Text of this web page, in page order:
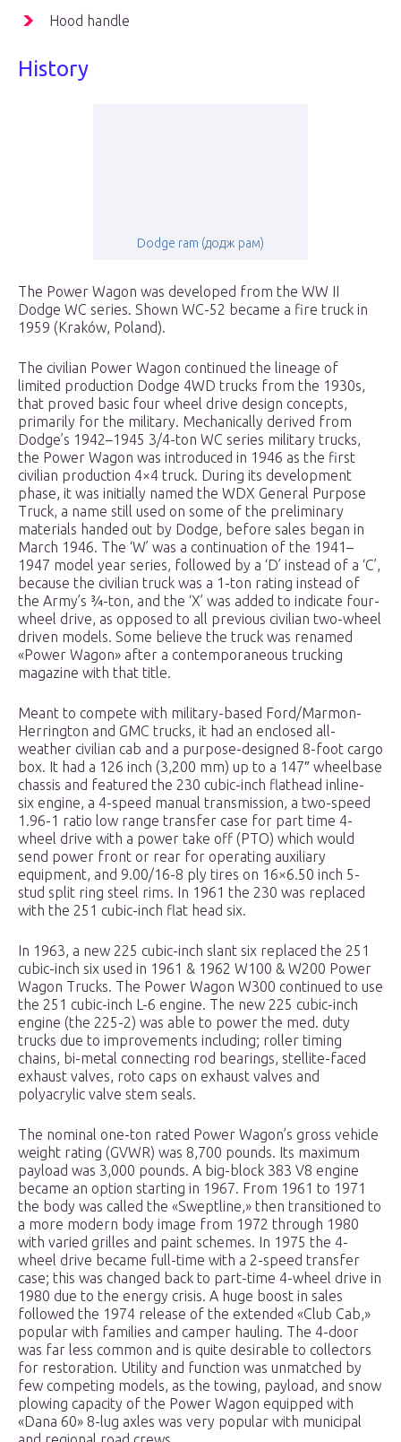
Hood handle
History
Dodge ram (додж рам)
The Power Wagon was developed from the WW II
Dodge WC series. Shown WC-52 became a fire truck in
1959 (Kraków, Poland).
The civilian Power Wagon continued the lineage of
limited production Dodge 4WD trucks from the 1930s,
that proved basic four wheel drive design concepts,
primarily for the military. Mechanically derived from
Dodge’s 1942–1945 3/4-ton WC series military trucks,
the Power Wagon was introduced in 1946 as the first
civilian production 4×4 truck. During its development
phase, it was initially named the WDX General Purpose
Truck, a name still used on some of the preliminary
materials handed out by Dodge, before sales began in
March 1946. The ‘W’ was a continuation of the 1941–
1947 model year series, followed by a ‘D’ instead of a ‘C’,
because the civilian truck was a 1-ton rating instead of
the Army’s ​3⁄-ton, and the ‘X’ was added to indicate four-
wheel drive, as opposed to all previous civilian two-wheel
driven models. Some believe the truck was renamed
«Power Wagon» after a contemporaneous trucking
magazine with that title.
Meant to compete with military-based Ford/Marmon-
Herrington and GMC trucks, it had an enclosed all-
weather civilian cab and a purpose-designed 8-foot cargo
box. It had a 126 inch (3,200 mm) up to a 147″ wheelbase
chassis and featured the 230 cubic-inch flathead inline-
six engine, a 4-speed manual transmission, a two-speed
1.96-1 ratio low range transfer case for part time 4-
wheel drive with a power take off (PTO) which would
send power front or rear for operating auxiliary
equipment, and 9.00/16-8 ply tires on 16×6.50 inch 5-
stud split ring steel rims. In 1961 the 230 was replaced
with the 251 cubic-inch flat head six.
In 1963, a new 225 cubic-inch slant six replaced the 251
cubic-inch six used in 1961 & 1962 W100 & W200 Power
Wagon Trucks. The Power Wagon W300 continued to use
the 251 cubic-inch L-6 engine. The new 225 cubic-inch
engine (the 225-2) was able to power the med. duty
trucks due to improvements including; roller timing
chains, bi-metal connecting rod bearings, stellite-faced
exhaust valves, roto caps on exhaust valves and
polyacrylic valve stem seals.
The nominal one-ton rated Power Wagon’s gross vehicle
weight rating (GVWR) was 8,700 pounds. Its maximum
payload was 3,000 pounds. A big-block 383 V8 engine
became an option starting in 1967. From 1961 to 1971
the body was called the «Sweptline,» then transitioned to
a more modern body image from 1972 through 1980
with varied grilles and paint schemes. In 1975 the 4-
wheel drive became full-time with a 2-speed transfer
case; this was changed back to part-time 4-wheel drive in
1980 due to the energy crisis. A huge boost in sales
followed the 1974 release of the extended «Club Cab,»
popular with families and camper hauling. The 4-door
was far less common and is quite desirable to collectors
for restoration. Utility and function was unmatched by
few competing models, as the towing, payload, and snow
plowing capacity of the Power Wagon equipped with
«Dana 60» 8-lug axles was very popular with municipal